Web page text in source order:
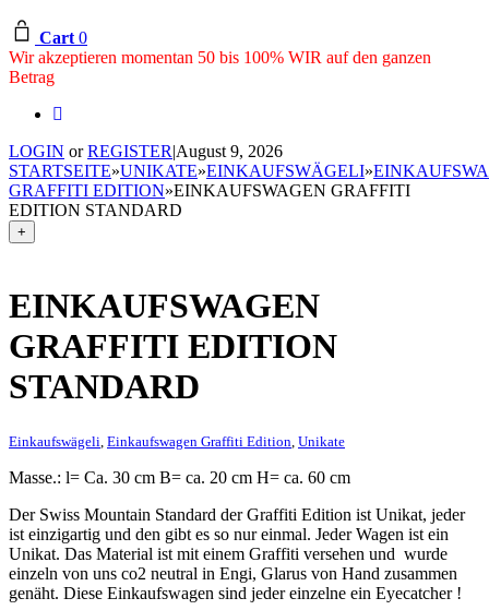
Cart 0
Wir akzeptieren momentan 50 bis 100% WIR auf den ganzen
Betrag
LOGIN orREGISTER|August 9, 2026
STARTSEITE»UNIKATE»EINKAUFSWÄGELI»
GRAFFITI EDITION»EINKAUFSWAGEN GRAFFITI
EDITION STANDARD
+
EINKAUFSWAGEN
GRAFFITI EDITION
STANDARD
Einkaufswägeli Einkaufswagen Graffiti Edition Unikate
Masse.: l= Ca. 30 cm B= ca. 20 cm H= ca. 60 cm
Der Swiss Mountain Standard der Graffiti Edition ist Unikat, jeder
ist einzigartig und den gibt es so nur einmal. Jeder Wagen ist ein
Unikat. Das Material ist mit einem Graffiti versehen und wurde
einzeln von uns co2 neutral in Engi, Glarus von Hand zusammen
genäht. Diese Einkaufswagen sind jeder einzelne ein Eyecatcher !